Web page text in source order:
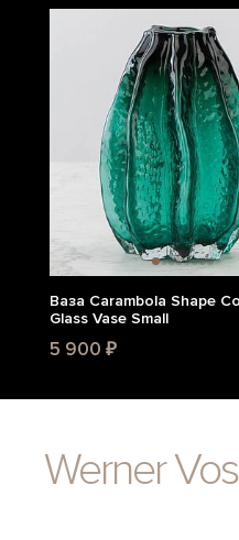
Ваза Carambola Shape
Glass Vase Small
5 900 ₽
Werner